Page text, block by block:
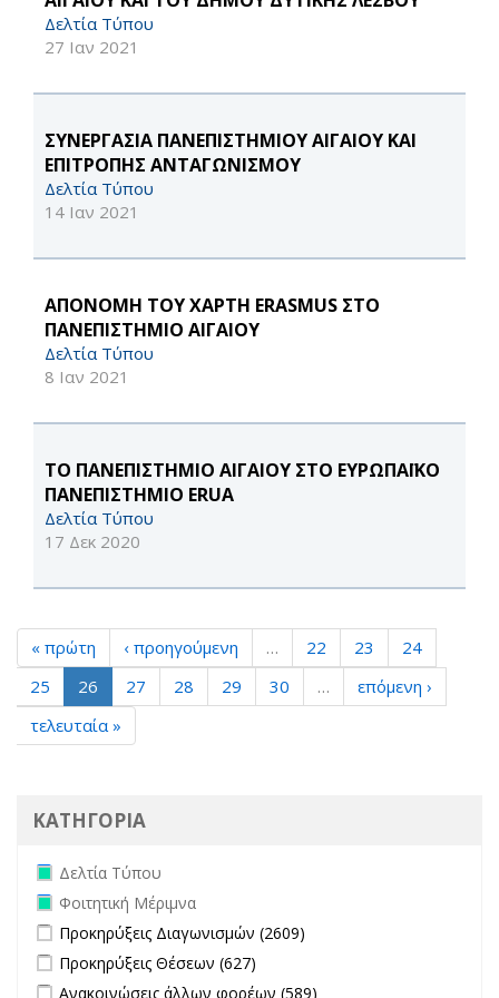
Δελτία Τύπου
27 Ιαν 2021
ΣΥΝΕΡΓΑΣΙΑ ΠΑΝΕΠΙΣΤΗΜΙΟΥ ΑΙΓΑΙΟΥ ΚΑΙ
ΕΠΙΤΡΟΠΗΣ ΑΝΤΑΓΩΝΙΣΜΟΥ
Δελτία Τύπου
14 Ιαν 2021
ΑΠΟΝΟΜΗ ΤΟΥ ΧΑΡΤΗ ERASMUS ΣΤΟ
ΠΑΝΕΠΙΣΤΗΜΙΟ ΑΙΓΑΙΟΥ
Δελτία Τύπου
8 Ιαν 2021
TO ΠΑΝΕΠΙΣΤΗΜΙΟ ΑΙΓΑΙΟΥ ΣΤΟ ΕΥΡΩΠΑΪΚΟ
ΠΑΝΕΠΙΣΤΗΜΙΟ ERUA
Δελτία Τύπου
17 Δεκ 2020
« πρώτη ‹ προηγούμενη … 22 23
24
25
26 27 28 29 30 …
επόμενη ›
τελευταία »
ΚΑΤΗΓΟΡΙΑ
Remove Δελτία Τύπου filter
Δελτία Τύπου
Remove Φοιτητική Μέριμνα filter
Φοιτητική Μέριμνα
Apply Προκηρύξεις Διαγωνισμών filter
Προκηρύξεις Διαγωνισμών (2609)
Apply Προκηρύξεις Θέσεων filter
Προκηρύξεις Θέσεων (627)
Apply Ανακοινώσεις άλλων φορέων filter
Ανακοινώσεις άλλων φορέων (589)